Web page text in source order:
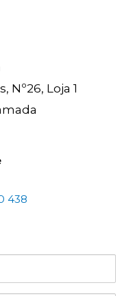
Nº26, Loja 1
438